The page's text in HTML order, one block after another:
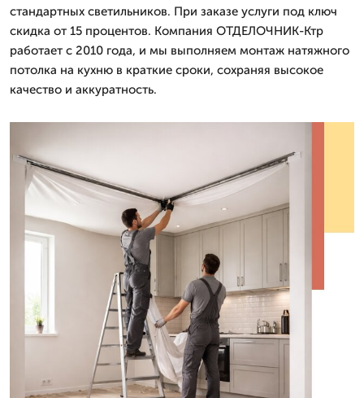
стандартных светильников. При заказе услуги под ключ
скидка от 15 процентов. Компания ОТДЕЛОЧНИК-Ктр
работает с 2010 года, и мы выполняем монтаж натяжного
потолка на кухню в краткие сроки, сохраняя высокое
качество и аккуратность.